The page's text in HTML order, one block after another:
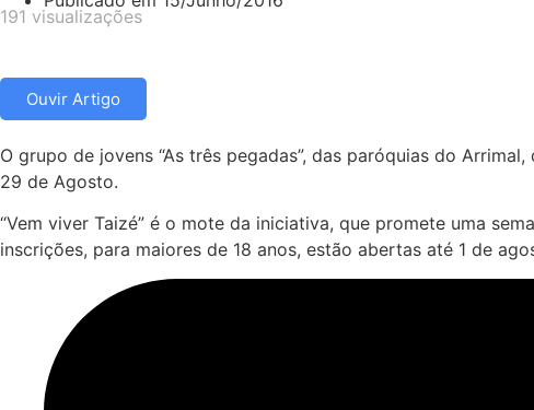
191 visualizações
Ouvir Artigo
O grupo de jovens “As três pegadas”, das paróquias do
29 de Agosto.
“Vem viver Taizé” é o mote da iniciativa, que promete uma
inscrições, para maiores de 18 anos, estão abertas até 1 de